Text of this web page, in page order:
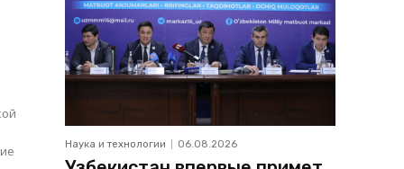
Наука и технологии 06.08.2026